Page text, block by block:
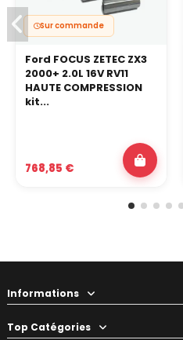
Sur commande
Ford FOCUS ZETEC ZX3
2000+ 2.0L 16V RV11
HAUTE COMPRESSION
kit...
768,85 €
Informations
Top Catégories